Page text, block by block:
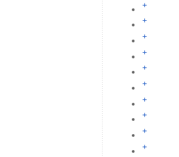
+
+
+
+
+
+
+
+
+
+